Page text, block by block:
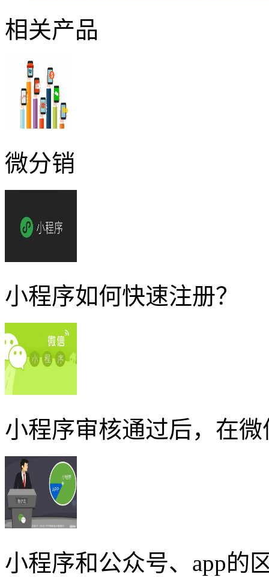
相关产品
微分销
小程序如何快速注册？
小程序审核通过后，在
小程序和公众号、app的